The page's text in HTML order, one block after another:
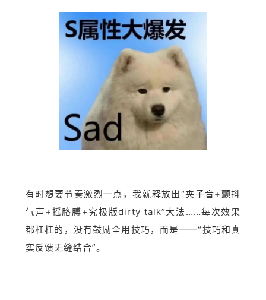
有时想要节奏激烈一点，我就释放出“夹子音+颤抖
气声+摇胳膊+究极版dirty talk”大法……每次效果
都杠杠的，没有鼓励全用技巧，而是——“技巧和真
实反馈无缝结合”。